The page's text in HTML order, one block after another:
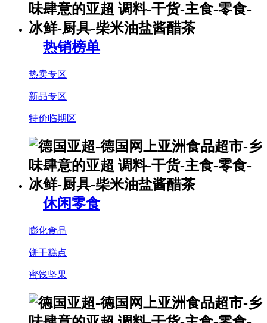
热销榜单
热卖专区
新品专区
特价临期区
休闲零食
膨化食品
饼干糕点
蜜饯坚果